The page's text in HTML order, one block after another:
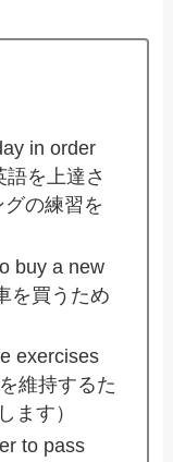
in order
を上達さ
の練習を
buy a new
を買うため
exercises
維持するた
ます）
to pass